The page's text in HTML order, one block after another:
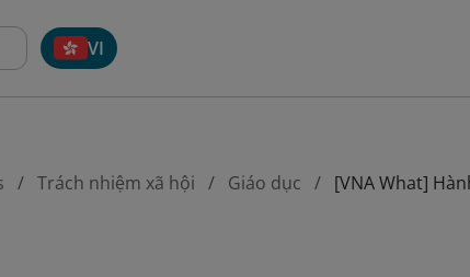
VI
Trách nhiệm xã hội Giáo dục [VNA What]